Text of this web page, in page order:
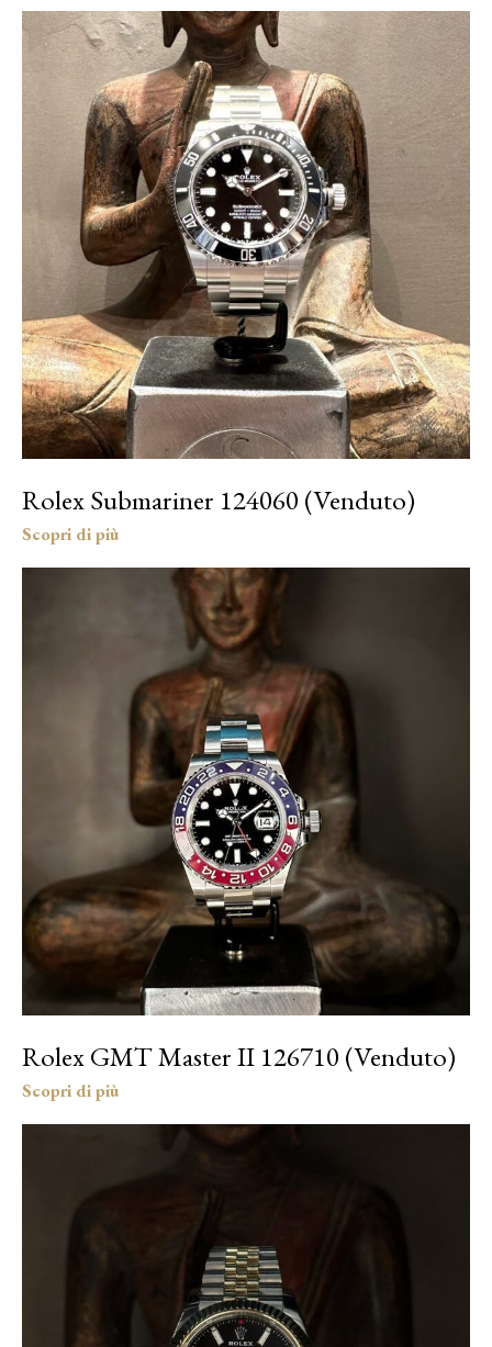
Rolex Submariner 124060 (Venduto)
Rolex GMT Master II 126710 (Venduto)